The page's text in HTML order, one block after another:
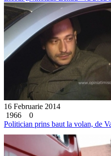
16 Februarie 2014
1966
0
Politician prins baut la volan, de